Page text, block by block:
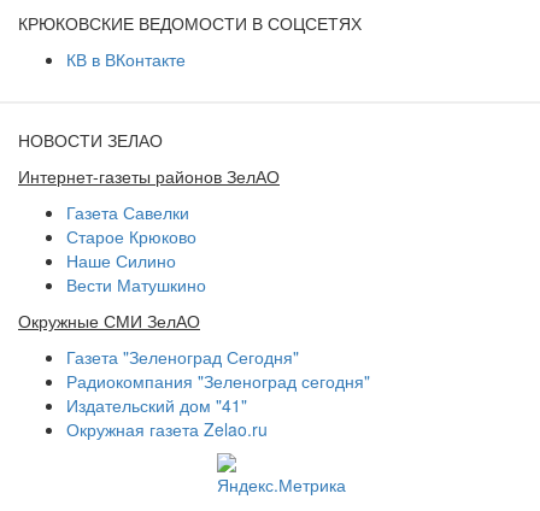
КРЮКОВСКИЕ ВЕДОМОСТИ В СОЦСЕТЯХ
КВ в ВКонтакте
НОВОСТИ ЗЕЛАО
Интернет-газеты районов ЗелАО
Газета Савелки
Старое Крюково
Наше Силино
Вести Матушкино
Окружные СМИ ЗелАО
Газета "Зеленоград Сегодня"
Радиокомпания "Зеленоград сегодня"
Издательский дом "41"
Окружная газета Zelao.ru